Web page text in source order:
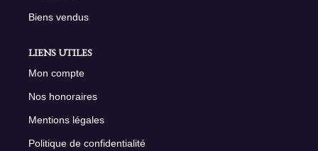
Biens vendus
LIENS UTILES
Mon compte
Nos honoraires
Mentions légales
Politique de confidentialité